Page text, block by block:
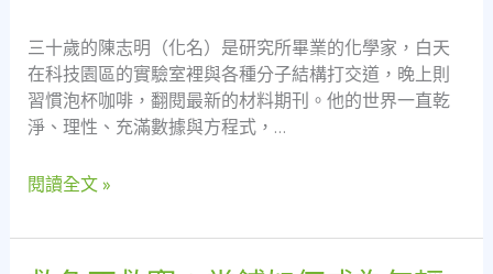
三十歲的陳志明（化名）是研究所畢業的化學家，白天
在科技園區的實驗室裡與各種分子結構打交道，晚上則
習慣泡杯咖啡，翻閱最新的材料期刊。他的世界一直乾
淨、理性、充滿數據與方程式，…
從
化
學
家
意
外
閱讀全文 »